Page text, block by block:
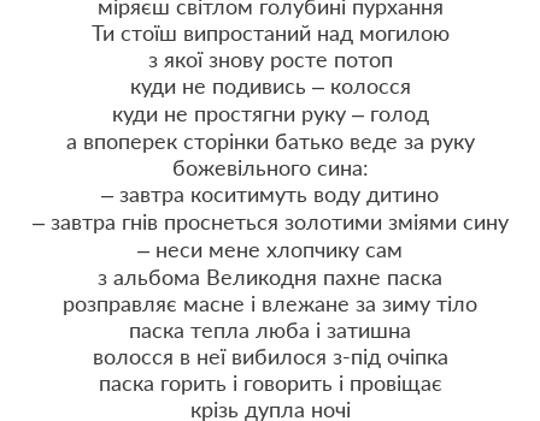
міряєш світлом голубині пурхання
Ти стоїш випростаний над могилою
з якої знову росте потоп
куди не подивись – колосся
куди не простягни руку – голод
а впоперек сторінки батько веде за руку
божевільного сина:
– завтра коситимуть воду дитино
– завтра гнів проснеться золотими зміями сину
– неси мене хлопчику сам
з альбома Великодня пахне паска
розправляє масне і влежане за зиму тіло
паска тепла люба і затишна
волосся в неї вибилося з-під очіпка
паска горить і говорить і провіщає
крізь дупла ночі